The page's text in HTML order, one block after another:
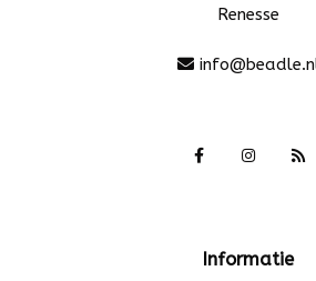
Renesse
Informatie